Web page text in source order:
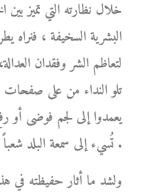
خلال نظارته التي تميز بين
البشرية السخيفة ، فنراه
لتعاظم الشر وفقدان
تلو النداء من على صفحات
يعمدوا إلى لجم فوضى أو
تُسيء إلى سمعة البلد شعباً وحكومةً .
ولشد ما أثار حفيظته في